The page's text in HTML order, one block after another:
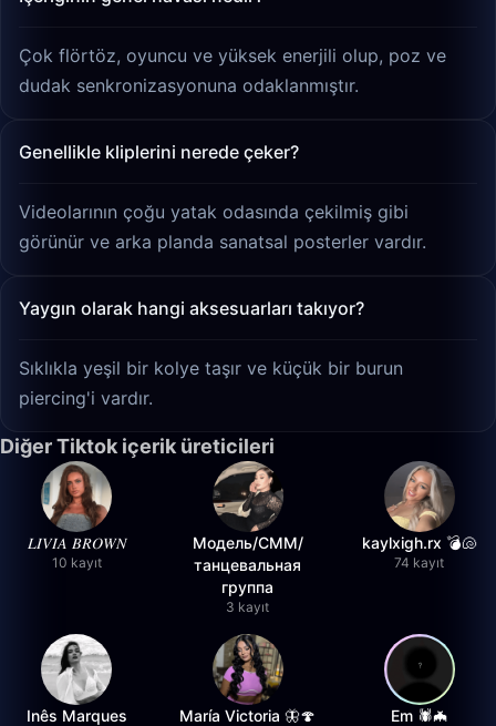
Çok flörtöz, oyuncu ve yüksek enerjili olup, poz ve
dudak senkronizasyonuna odaklanmıştır.
Genellikle kliplerini nerede çeker?
Videolarının çoğu yatak odasında çekilmiş gibi
görünür ve arka planda sanatsal posterler vardır.
Yaygın olarak hangi aksesuarları takıyor?
Sıklıkla yeşil bir kolye taşır ve küçük bir burun
piercing'i vardır.
Diğer Tiktok içerik üreticileri
𝐿𝐼𝑉𝐼𝐴 𝐵𝑅𝑂𝑊𝑁
10 kayıt
Модель/СММ/
танцевальная
группа
3 kayıt
kaylxigh.rx 💣🐚
74 kayıt
Inês Marques María Victoria 🦋🍄 Em 🕷️🦇